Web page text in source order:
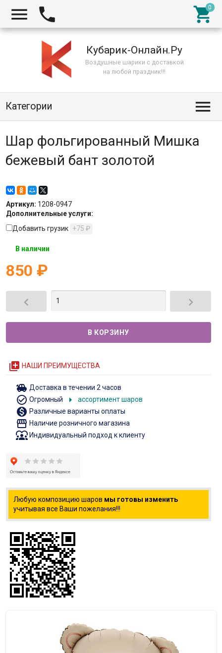
  
Кубарик-Онлайн.Ру
Воздушные шарики с доставкой
на любой праздник!!!
Категории 
Шар фольгированный Мишка
бежевый бант золотой
Артикул: 1208-0947
Дополнительные услуги:
Добавить грузик +75 ₽
В наличии
850 ₽
 
queue НАШИ ПРЕИМУЩЕСТВА
toys Доставка в течении 2 часов
check_circle_outline Огромный arrow_right ассортимент шаров
monetization_on Различные варианты оплаты
storefront Наличие розничного магазина
diversity_1Индивидуальный подход к клиенту
Любую композицию шаров мы готовы изменить
учитывая все Ваши пожелания!!!